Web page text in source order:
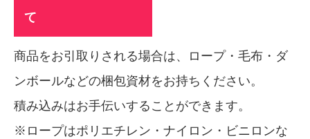
て
商品をお引取りされる場合は、ロープ・毛布・ダ
ンボールなどの梱包資材をお持ちください。
積み込みはお手伝いすることができます。
※ロープはポリエチレン・ナイロン・ビニロンな